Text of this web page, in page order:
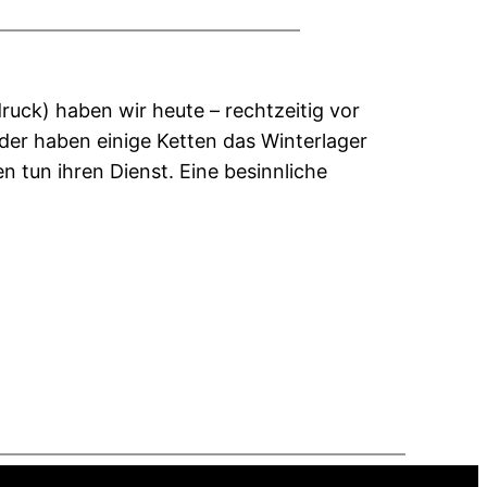
haben wir heute – rechtzeitig vor
haben einige Ketten das Winterlager
tun ihren Dienst. Eine besinnliche